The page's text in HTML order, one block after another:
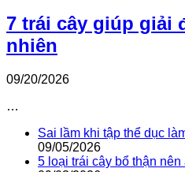
7 trái cây giúp giải
nhiên
09/20/2026
…
Sai lầm khi tập thể dục
09/05/2026
5 loại trái cây bổ thận